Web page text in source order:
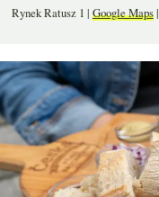
Rynek Ratusz 1 | Google Maps|